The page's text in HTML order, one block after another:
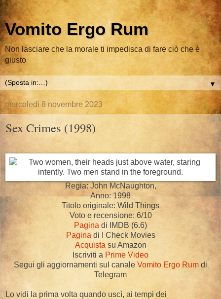
Vomito Ergo Rum
Non lasciare che la morale ti impedisca di fare ciò che è
giusto
▼
mercoledì 8 novembre 2023
Sex Crimes (1998)
Regia: John McNaughton,
Anno: 1998
Titolo originale: Wild Things
Voto e recensione: 6/10
Pagina di IMDB (6.6)
Pagina di I Check Movies
Acquista su Amazon
Iscriviti a Prime Video
Segui gli aggiornamenti sul canale Vomito Ergo Rum di
Telegram
Lo vidi la prima volta quando uscì, ai tempi dei